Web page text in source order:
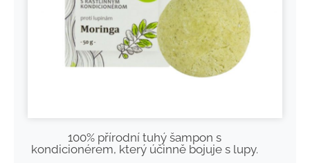
100% přírodní tuhý šampon s
kondicionérem, který účinně bojuje s lupy.